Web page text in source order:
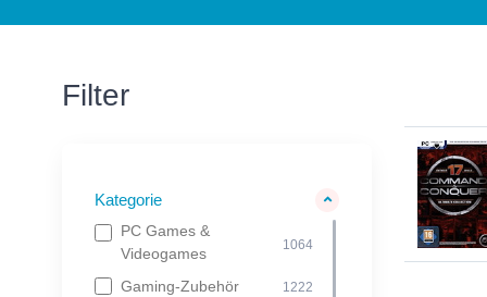
Filter
Kategorie
PC Games &
Videogames
1064
Gaming-Zubehör 1222